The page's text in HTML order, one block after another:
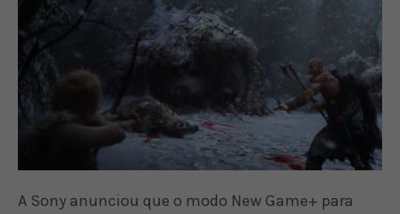
A Sony anunciou que o modo New Game+ para